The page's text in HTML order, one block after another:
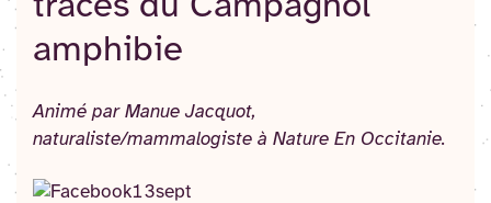
amphibie
Animé par Manue Jacquot,
naturaliste/mammalogiste à Nature En Occitanie.